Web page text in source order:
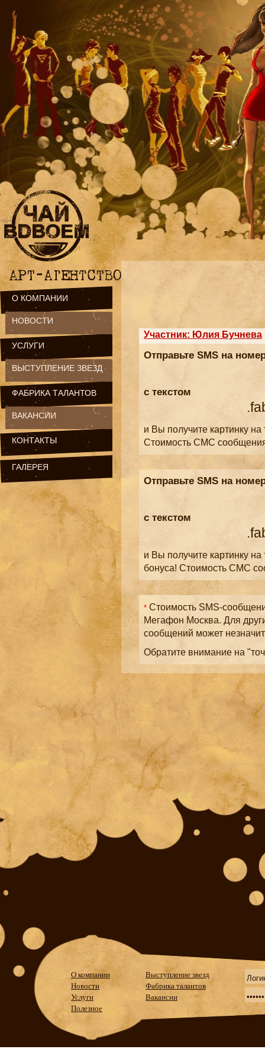
Участник: Юлия Бучнева
Отправьте SMS на
с текстом
и Вы получите картинку
Стоимость СМС
Отправьте SMS на
с текстом
и Вы получите картинку
бонуса! Стоимость СМС
* Стоимость SMS-
Мегафон Москва. Для
сообщений может
Обратите внимание на
О КОМПАНИИ
НОВОСТИ
УСЛУГИ
ВЫСТУПЛЕНИЕ ЗВЕЗД
ФАБРИКА ТАЛАНТОВ
ВАКАНСИИ
КОНТАКТЫ
ГАЛЕРЕЯ
О компании
Новости
Услуги
Полезное
Выступление звезд
Фабрика талантов
Вакансии